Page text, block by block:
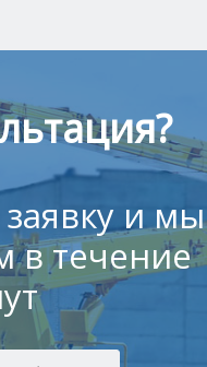
и мы
в течение